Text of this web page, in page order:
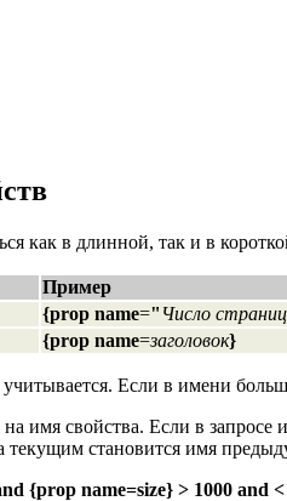
как в длинной, так и в
Пример
{prop name=" Число страниц
{prop name=заголовок}
Если в имени
имя свойства. Если в запросе
текущим становится имя
{prop name=size} > 1000 and